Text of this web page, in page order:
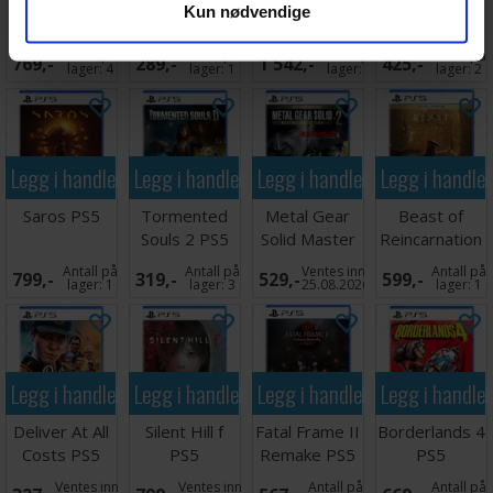
Kun nødvendige
PS5
769,- lager:4
Gun PS5
289,- lager:1
Super Deluxe
Edition PS5
1 542,- lager:
Edition PS5
425,- Antall på
lager:2
Legg i handlekurven
Saros PS5
799,- Antall på
lager:1
Legg i handlekurven
Tormented
Souls 2 PS5
319,- Antall på
lager:3
Legg i handlekurven
Metal Gear
Solid Master
Coll V2 PS5
529,-Ventes inn
25.08.2026
Legg i
Beast of
Reincarnation
Deluxe Ed
PS5
599,- Antall på
lager:1
Legg i handlekurven
Deliver At All
Costs PS5
Ventes inn
Legg i handlekurven
Silent Hill f
PS5
Ventes inn
Legg i handlekurven
Fatal Frame II
Remake PS5
Antall på
Legg i
Borderlands 4
PS5
Antall på